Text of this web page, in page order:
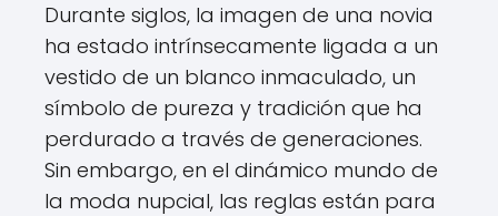
Durante siglos, la imagen de una novia
ha estado intrínsecamente ligada a un
vestido de un blanco inmaculado, un
símbolo de pureza y tradición que ha
perdurado a través de generaciones.
Sin embargo, en el dinámico mundo de
la moda nupcial, las reglas están para